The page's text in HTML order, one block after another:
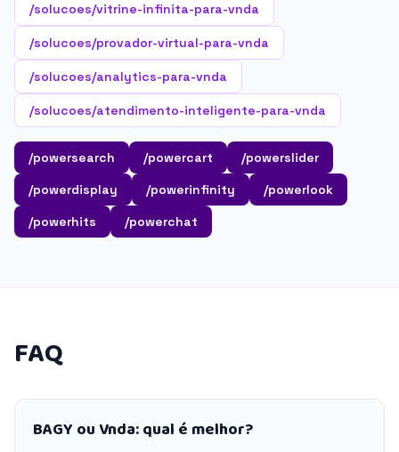
/solucoes/vitrine-infinita-para-vnda
/solucoes/provador-virtual-para-vnda
/solucoes/analytics-para-vnda
/solucoes/atendimento-inteligente-para-vnda
/powersearch /powercart
/powerslider
/powerdisplay
/powerinfinity
/powerlook
/powerhits
/powerchat
FAQ
BAGY ou Vnda: qual é melhor?